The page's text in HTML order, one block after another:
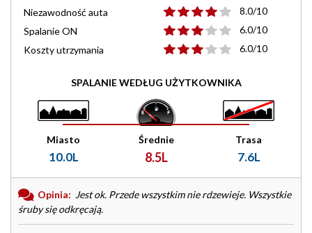
Niezawodność auta
8.0/10
Spalanie ON
6.0/10
Koszty utrzymania
6.0/10
SPALANIE WEDŁUG UŻYTKOWNIKA
Miasto
10.0L
Średnie
8.5L
Trasa
7.6L
Opinia: Jest ok. Przede wszystkim nie rdzewieje. Wszystkie
śruby się odkręcają.